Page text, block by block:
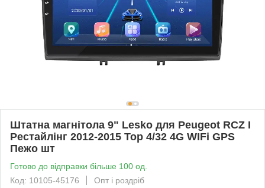
Штатна магнітола 9" Lesko для Peugeot RCZ I
Рестайлінг 2012-2015 Top 4/32 4G WIFi GPS
Пежо шт
Готово до відправки більше 100 од.
Код: 10105-45176
Опт і роздріб